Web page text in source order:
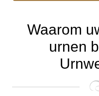
Waarom
urnen